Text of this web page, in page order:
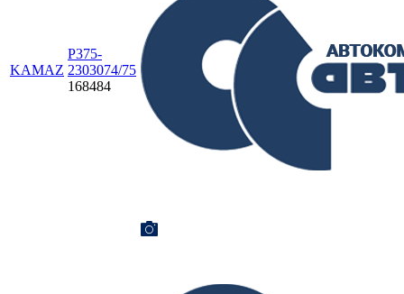
KAMAZ
Р375-
2303074/75
168484